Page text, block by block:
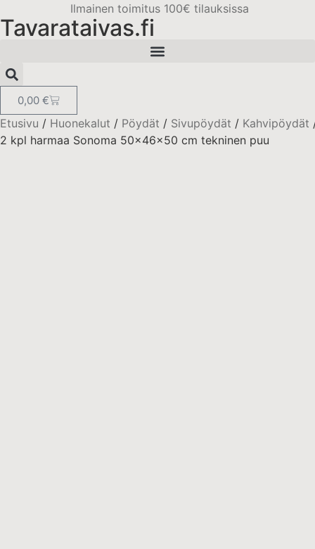
Ilmainen toimitus 100€ tilauksissa
Tavarataivas.fi
0,00 €
Etusivu / Huonekalut / Pöydät / Sivupöydät / Kahvipöydät
2 kpl harmaa Sonoma 50x46x50 cm tekninen puu